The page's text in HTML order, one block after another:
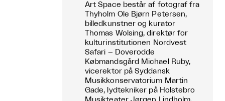
Art Space består af fotograf fra
Thyholm Ole Bjørn Petersen,
billedkunstner og kurator
Thomas Wolsing, direktør for
kulturinstitutionen Nordvest
Safari – Doverodde
Købmandsgård Michael Ruby,
vicerektor på Syddansk
Musikkonservatorium Martin
Gade, lydtekniker på Holstebro